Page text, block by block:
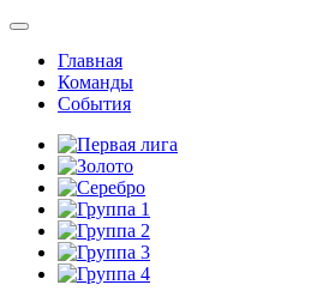
Главная
Команды
События